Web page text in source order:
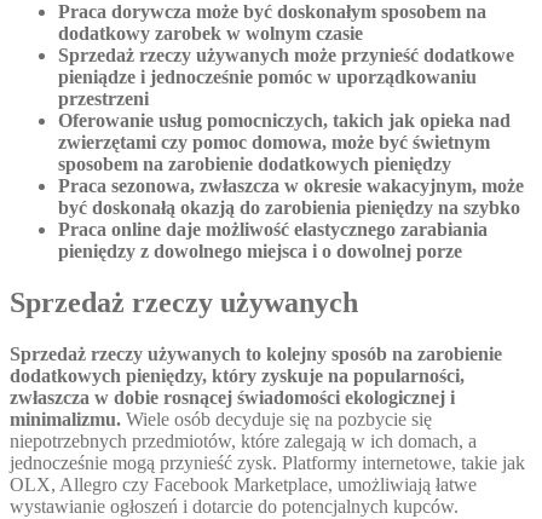
Praca dorywcza może być doskonałym sposobem na
dodatkowy zarobek w wolnym czasie
Sprzedaż rzeczy używanych może przynieść dodatkowe
pieniądze i jednocześnie pomóc w uporządkowaniu
przestrzeni
Oferowanie usług pomocniczych, takich jak opieka nad
zwierzętami czy pomoc domowa, może być świetnym
sposobem na zarobienie dodatkowych pieniędzy
Praca sezonowa, zwłaszcza w okresie wakacyjnym, może
być doskonałą okazją do zarobienia pieniędzy na szybko
Praca online daje możliwość elastycznego zarabiania
pieniędzy z dowolnego miejsca i o dowolnej porze
Sprzedaż rzeczy używanych
Sprzedaż rzeczy używanych to kolejny sposób na zarobienie
dodatkowych pieniędzy, który zyskuje na popularności,
zwłaszcza w dobie rosnącej świadomości ekologicznej i
minimalizmu. Wiele osób decyduje się na pozbycie się
niepotrzebnych przedmiotów, które zalegają w ich domach, a
jednocześnie mogą przynieść zysk. Platformy internetowe, takie jak
OLX, Allegro czy Facebook Marketplace, umożliwiają łatwe
wystawianie ogłoszeń i dotarcie do potencjalnych kupców.